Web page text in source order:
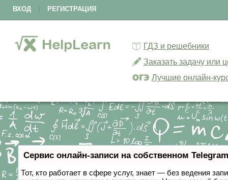
ВХОД РЕГИСТРАЦИЯ
ГДЗ и решебники
Заказать задачу или
Лучшие онлайн-
Сервис онлайн-записи на собственном
Тот, кто работает в сфере услуг, знает — без ведения